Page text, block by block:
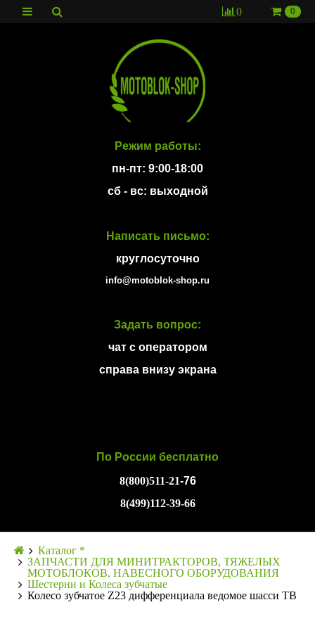
0 0
Режим работы:
пн-пт: 9:00-18:00
сб - вс: выходной
Написать письмо:
круглосуточно
info@motoblok-shop.ru
Задать вопрос:
чат с оператором
справа внизу экрана
По России бесплатно
8(800)511-21-76
8(499)112-39-66
Каталог *
ЗАПЧАСТИ ДЛЯ МИНИТРАКТОРОВ, ТЯЖЕЛЫХ
МОТОБЛОКОВ, НАВЕСНОГО ОБОРУДОВАНИЯ
Шестерни и Колеса зубчатые
Колесо зубчатое Z23 дифференциала ведомое шасси TB